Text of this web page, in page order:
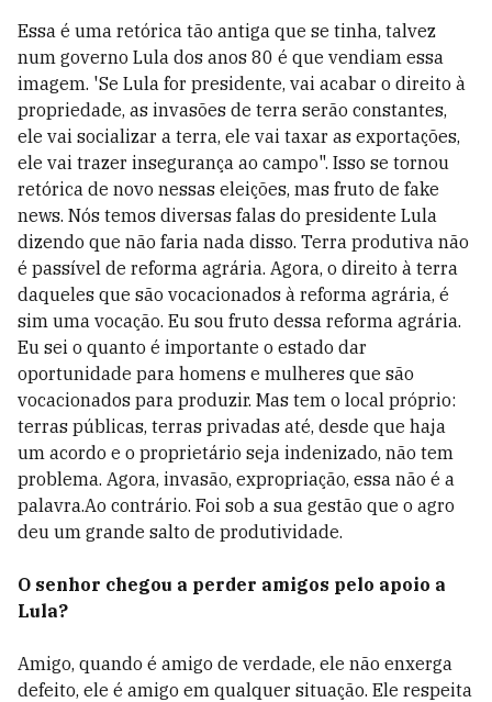
Essa é uma retórica tão antiga que se tinha, talvez
num governo Lula dos anos 80 é que vendiam essa
imagem. 'Se Lula for presidente, vai acabar o direito à
propriedade, as invasões de terra serão constantes,
ele vai socializar a terra, ele vai taxar as exportações,
ele vai trazer insegurança ao campo". Isso se tornou
retórica de novo nessas eleições, mas fruto de fake
news. Nós temos diversas falas do presidente Lula
dizendo que não faria nada disso. Terra produtiva não
é passível de reforma agrária. Agora, o direito à terra
daqueles que são vocacionados à reforma agrária, é
sim uma vocação. Eu sou fruto dessa reforma agrária.
Eu sei o quanto é importante o estado dar
oportunidade para homens e mulheres que são
vocacionados para produzir. Mas tem o local próprio:
terras públicas, terras privadas até, desde que haja
um acordo e o proprietário seja indenizado, não tem
problema. Agora, invasão, expropriação, essa não é a
palavra.Ao contrário. Foi sob a sua gestão que o agro
deu um grande salto de produtividade.
O senhor chegou a perder amigos pelo apoio a
Lula?
Amigo, quando é amigo de verdade, ele não enxerga
defeito, ele é amigo em qualquer situação. Ele respeita